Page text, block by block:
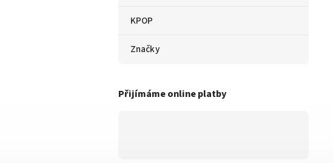
KPOP
Značky
Přijímáme online platby